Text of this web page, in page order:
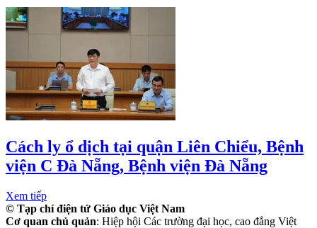
Cách ly ổ dịch tại quận Liên Chiểu, Bệnh
viện C Đà Nẵng, Bệnh viện Đà Nẵng
Xem tiếp
© Tạp chí điện tử Giáo dục Việt Nam
Cơ quan chủ quản: Hiệp hội Các trường đại học, cao đẳng Việt